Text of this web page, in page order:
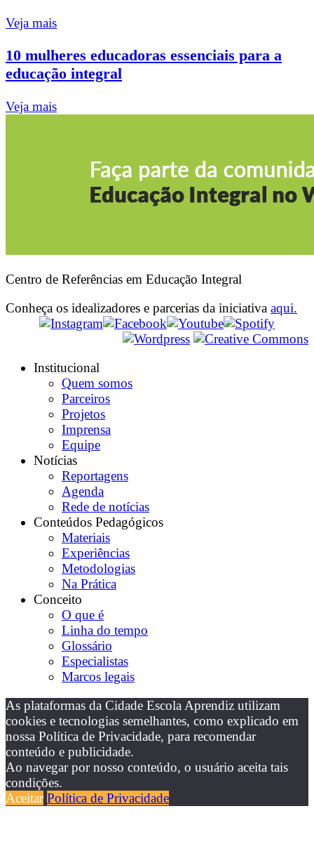
Veja mais
10 mulheres educadoras essenciais para a
educação integral
Veja mais
Centro de Referências em Educação Integral
Conheça os idealizadores e parcerias da iniciativa aqui.
Institucional
Quem somos
Parceiros
Projetos
Imprensa
Equipe
Notícias
Reportagens
Agenda
Rede de notícias
Conteúdos Pedagógicos
Materiais
Experiências
Metodologias
Na Prática
Conceito
O que é
Linha do tempo
Glossário
Especialistas
Marcos legais
As plataformas da Cidade Escola Aprendiz utilizam
cookies e tecnologias semelhantes, como explicado em
nossa Política de Privacidade, para recomendar
conteúdo e publicidade.
Ao navegar por nosso conteúdo, o usuário aceita tais
condições.
Aceitar Política de Privacidade